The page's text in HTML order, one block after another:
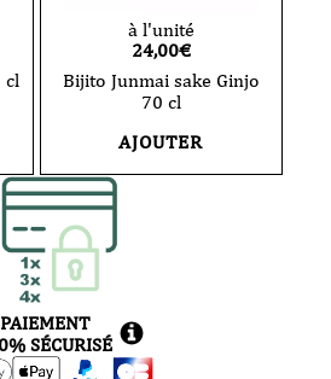
cl
à l'unité
24,00€
Bijito Junmai sake Ginjo
70 cl
AJOUTER
PAIEMENT
SÉCURISÉ